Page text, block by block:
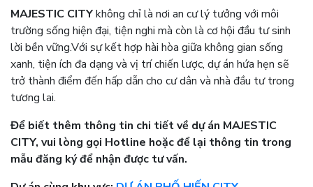
MAJESTIC CITYkhông chỉ là nơi an cư lý tưởng với môi
trường sống hiện đại, tiện nghi mà còn là cơ hội đầu tư sinh
lời bền vững.Với sự kết hợp hài hòa giữa không gian sống
xanh, tiện ích đa dạng và vị trí chiến lược, dự án hứa hẹn sẽ
trở thành điểm đến hấp dẫn cho cư dân và nhà đầu tư trong
tương lai.
Để biết thêm thông tin chi tiết về dự án MAJESTIC
CITY, vui lòng gọi Hotline hoặc để lại thông tin trong
mẫu đăng ký để nhận được tư vấn.